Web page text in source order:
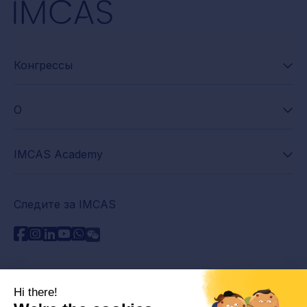
Конгрессы
О
IMCAS Academy
Следите за IMCAS
Связаться с нами